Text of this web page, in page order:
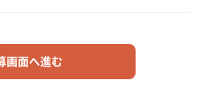
画面へ進む